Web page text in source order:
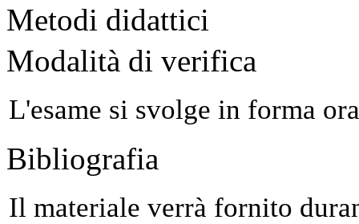
Metodi didattici
Modalità di verifica
L'esame si svolge in forma
Bibliografia
Il materiale verrà fornito